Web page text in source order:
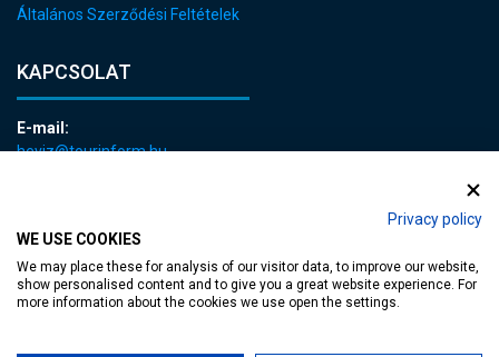
Privacy policy
WE USE COOKIES
We may place these for analysis of our visitor data, to improve our website,
show personalised content and to give you a great website experience. For
more information about the cookies we use open the settings.
Általános Szerződési Feltételek
KAPCSOLAT
E-mail:
heviz@tourinform.hu